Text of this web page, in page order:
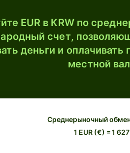
EUR в KRW по
счет,
деньги и
местной
Среднерыночный
1 EUR (€) = 1